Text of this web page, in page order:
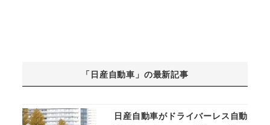
「日産自動車」の最新記事
日産自動車がドライバーレス自動